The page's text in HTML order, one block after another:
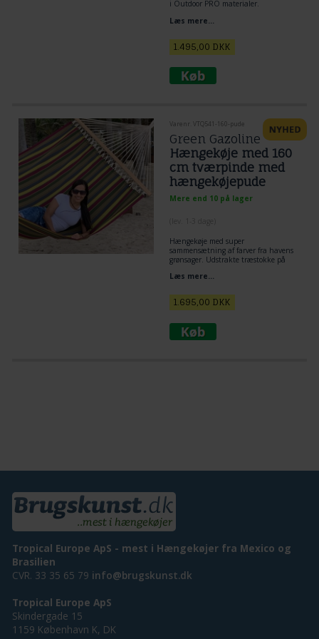
i Outdoor PRO materialer.
Læs mere...
1.495,00 DKK
Varenr. VTQ541-160-pude
Green Gazoline
Hængekøje med 160
cm tværpinde med
hængekøjepude
Mere end 10 på lager
Hængekøje med super
sammensætning af farver fra havens
grønsager. Udstrakte træstokke på
hængekøje til et fund til den grønne
Læs mere...
1.695,00 DKK
Tropical Europe ApS - mest i Hængekøjer fra Mexico og
Brasilien
CVR. 33 35 65 79 info@brugskunst.dk
Tropical Europe ApS
Skindergade 15
1159 København K, DK